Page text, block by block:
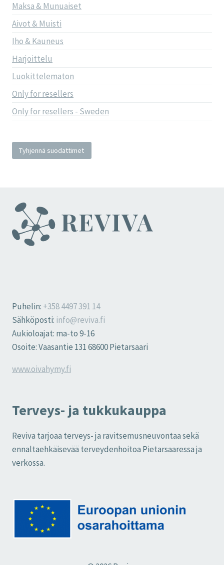
Maksa & Munuaiset
Aivot & Muisti
Iho & Kauneus
Harjoittelu
Luokittelematon
Only for resellers
Only for resellers - Sweden
Tyhjennä suodattimet
Puhelin: +358 4497 391 14
Sähköposti: info@reviva.fi
Aukioloajat: ma-to 9-16
Osoite: Vaasantie 131 68600 Pietarsaari
www.oivahymy.fi
Terveys- ja tukkukauppa
Reviva tarjoaa terveys- ja ravitsemusneuvontaa sekä
ennaltaehkäisevää terveydenhoitoa Pietarsaaressa ja
verkossa.